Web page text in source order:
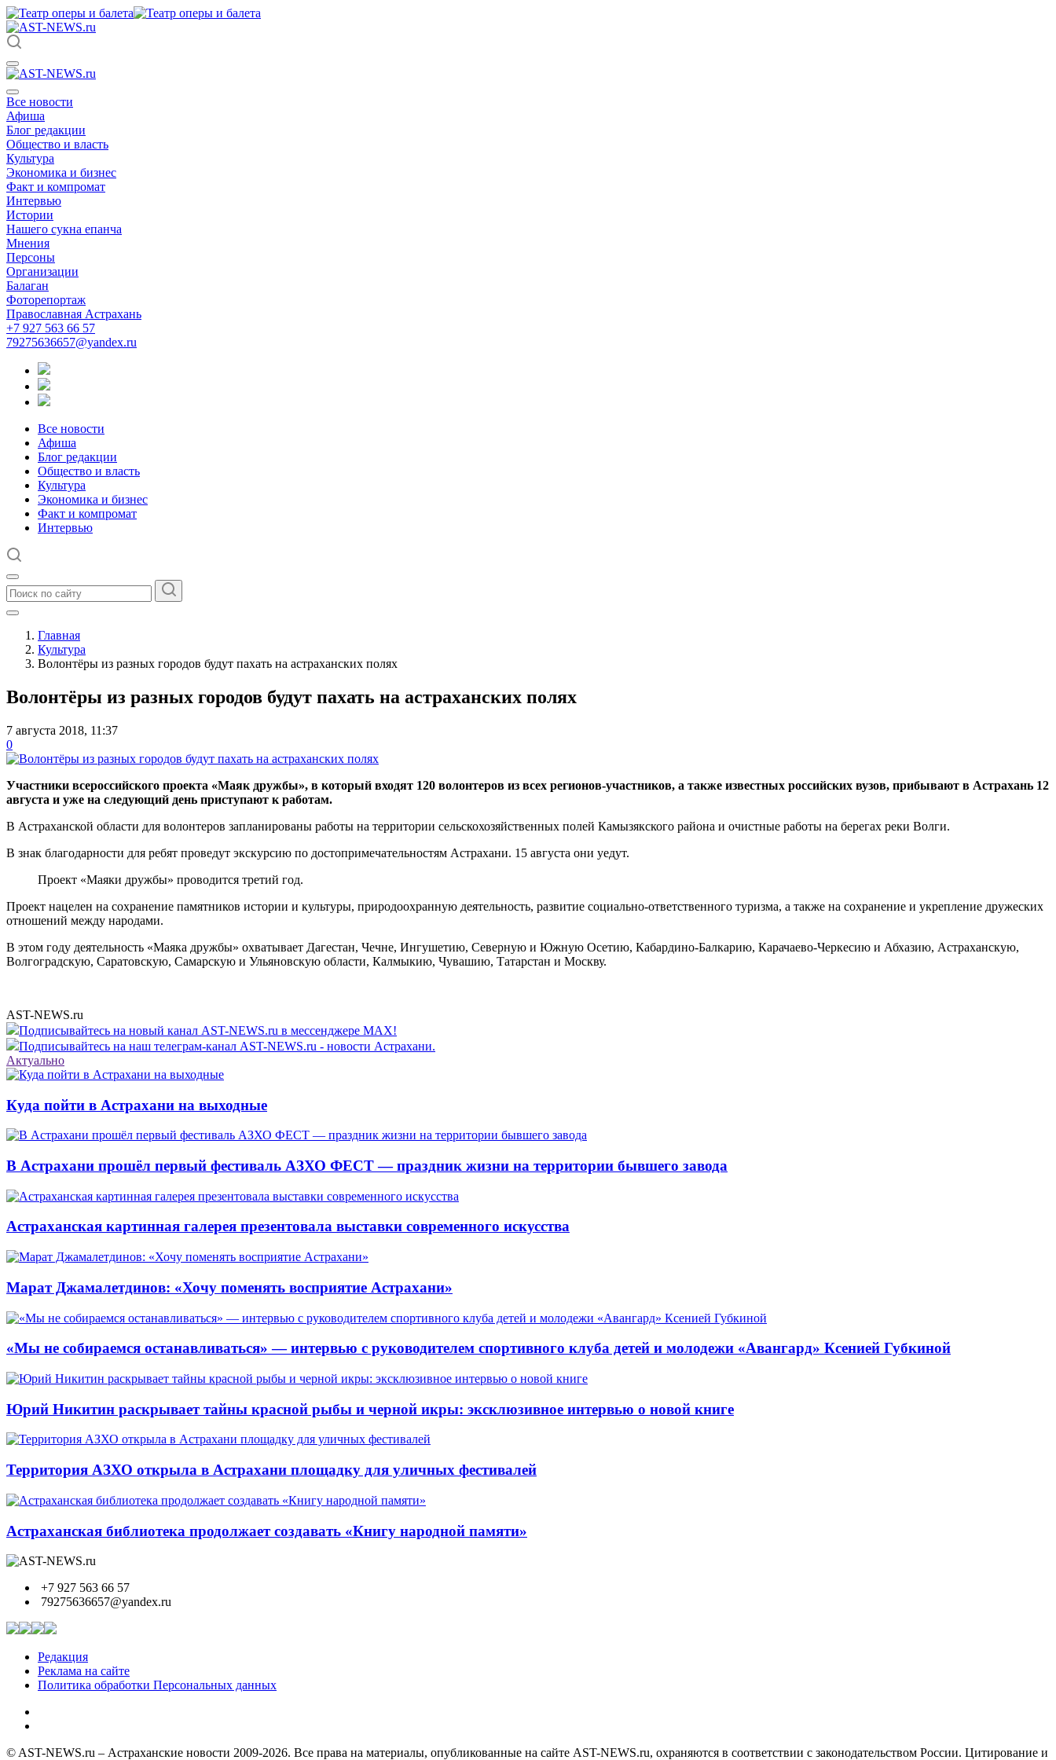
Все новости
Афиша
Блог редакции
Общество и власть
Культура
Экономика и бизнес
Факт и компромат
Интервью
Истории
Нашего сукна епанча
Мнения
Персоны
Организации
Балаган
Фоторепортаж
Православная Астрахань
+7 927 563 66 57
79275636657@yandex.ru
Все новости
Афиша
Блог редакции
Общество и власть
Культура
Экономика и бизнес
Факт и компромат
Интервью
Главная
Культура
Волонтёры из разных городов будут пахать на астраханских полях
Волонтёры из разных городов будут пахать на астраханских полях
7 августа 2018, 11:37
0
Участники всероссийского проекта «Маяк дружбы», в который входят 120 волонтеров из всех регионов-участников, а также известных российских вузов, прибывают в Астрахань 12
августа и уже на следующий день приступают к работам.
В Астраханской области для волонтеров запланированы работы на территории сельскохозяйственных полей Камызякского района и очистные работы на берегах реки Волги.
В знак благодарности для ребят проведут экскурсию по достопримечательностям Астрахани. 15 августа они уедут.
Проект «Маяки дружбы» проводится третий год.
Проект нацелен на сохранение памятников истории и культуры, природоохранную деятельность, развитие социально-ответственного туризма, а также на сохранение и укрепление дружеских
отношений между народами.
В этом году деятельность «Маяка дружбы» охватывает Дагестан, Чечне, Ингушетию, Северную и Южную Осетию, Кабардино-Балкарию, Карачаево-Черкесию и Абхазию, Астраханскую,
Волгоградскую, Саратовскую, Самарскую и Ульяновскую области, Калмыкию, Чувашию, Татарстан и Москву.
AST-NEWS.ru
Подписывайтесь на новый канал AST-NEWS.ru в мессенджере MAX!
Подписывайтесь на наш телеграм-канал AST-NEWS.ru - новости Астрахани.
Актуально
Куда пойти в Астрахани на выходные
В Астрахани прошёл первый фестиваль АЗХО ФЕСТ — праздник жизни на территории бывшего завода
Астраханская картинная галерея презентовала выставки современного искусства
Марат Джамалетдинов: «Хочу поменять восприятие Астрахани»
«Мы не собираемся останавливаться» — интервью с руководителем спортивного клуба детей и молодежи «Авангард» Ксенией Губкиной
Юрий Никитин раскрывает тайны красной рыбы и черной икры: эксклюзивное интервью о новой книге
Территория АЗХО открыла в Астрахани площадку для уличных фестивалей
Астраханская библиотека продолжает создавать «Книгу народной памяти»
+7 927 563 66 57
79275636657@yandex.ru
Редакция
Реклама на сайте
Политика обработки Персональных данных
© AST-NEWS.ru – Астраханские новости 2009-2026. Все права на материалы, опубликованные на сайте AST-NEWS.ru, охраняются в соответствии с законодательством России. Цитирование и